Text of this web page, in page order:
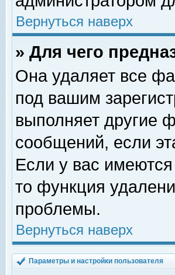
Вернуться наверх
» Для чего
Она удаляет все
под вашим
выполняет другие
сообщений, если
Если у вас
то функция
проблемы.
Вернуться наверх
Параметры и настройки пользователя